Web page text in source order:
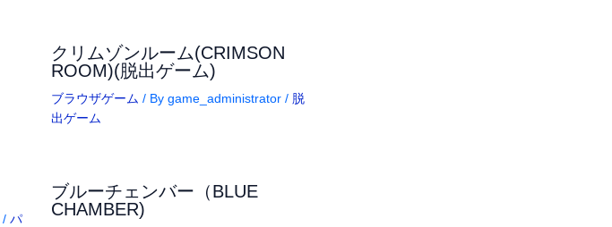
クリムゾンルーム(CRIMSON
ROOM)(脱出ゲーム)
ブラウザゲーム / By game_administrator / 脱
出ゲーム
/ パ
ブルーチェンバー（BLUE
CHAMBER)